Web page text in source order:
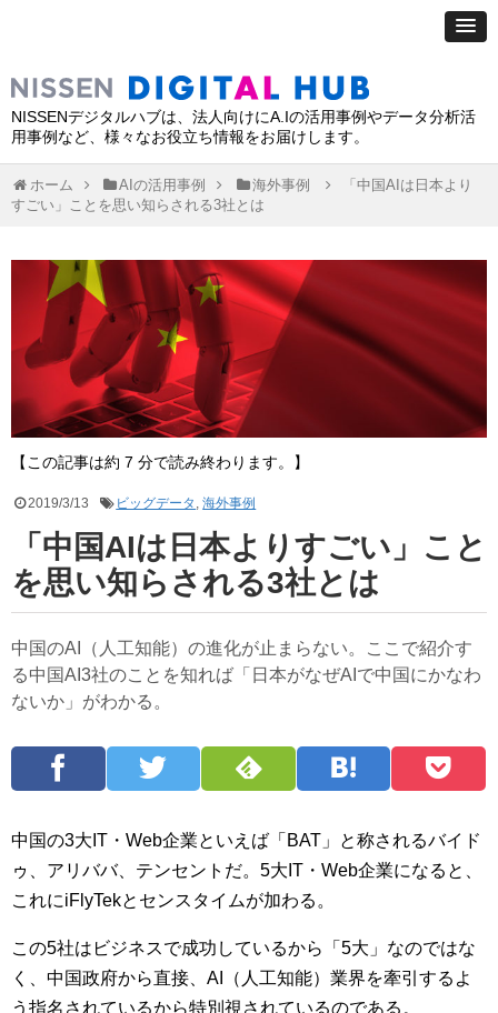
NISSENデジタルハブは、法人向けにA.Iの活用事例やデータ分析活
用事例など、様々なお役立ち情報をお届けします。
ホーム AIの活用事例 海外事例
「中国AIは日本より
すごい」ことを思い知らされる3社とは
【この記事は約 7 分で読み終わります。】
2019/3/13 ビッグデータ ,海外事例
「中国AIは日本よりすごい」こと
を思い知らされる3社とは
中国のAI（人工知能）の進化が止まらない。ここで紹介す
る中国AI3社のことを知れば「日本がなぜAIで中国にかなわ
ないか」がわかる。
中国の3大IT・Web企業といえば「BAT」と称されるバイド
ゥ、アリババ、テンセントだ。5大IT・Web企業になると、
これにiFlyTekとセンスタイムが加わる。
この5社はビジネスで成功しているから「5大」なのではな
く、中国政府から直接、AI（人工知能）業界を牽引するよ
う指名されているから特別視されているのである。